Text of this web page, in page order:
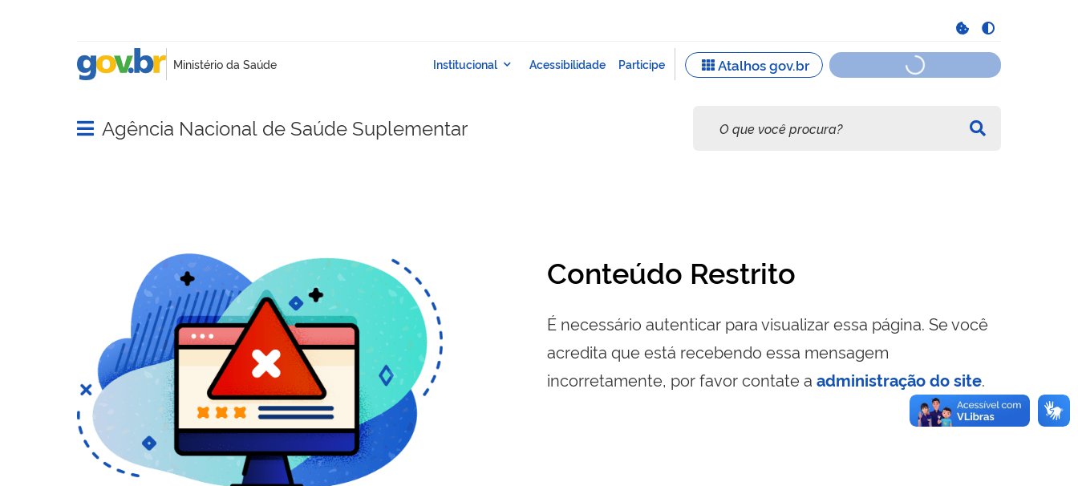
Abrir menu principal de navegação
Agência Nacional de Saúde Suplementar
Conteúdo Restrito
É necessário autenticar para visualizar essa página. Se você
acredita que está recebendo essa mensagem
incorretamente, por favor contate a administração do site.